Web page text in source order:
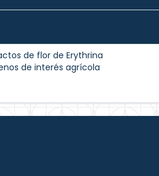
de flor de Erythrina
de interés agrícola